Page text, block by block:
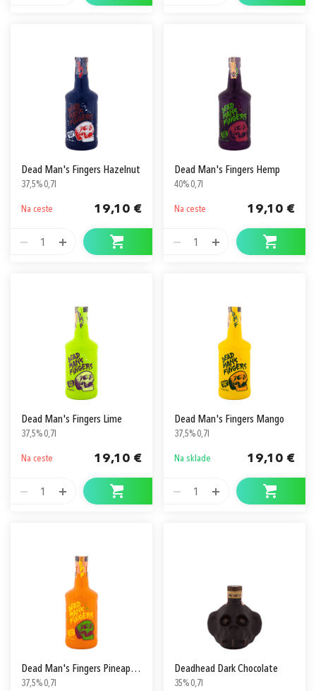
Dead Man's Fingers Hazelnut
37,5% 0,7l
Na ceste 19,10 €
1
Dead Man's Fingers Hemp
40% 0,7l
Na ceste 19,10 €
1
Dead Man's Fingers Lime
37,5% 0,7l
Na ceste 19,10 €
1
Dead Man's Fingers Mango
37,5% 0,7l
Na sklade 19,10 €
1
Dead Man's Fingers Pineapple
37,5% 0,7l
Deadhead Dark Chocolate
35% 0,7l